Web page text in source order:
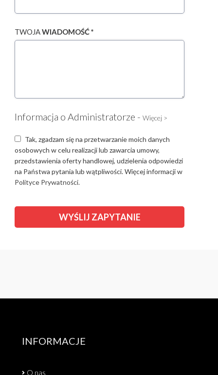
TWOJAWIADOMOŚĆ *
Informacja o Administratorze - Więcej >
Tak, zgadzam się na przetwarzanie moich danych
osobowych w celu realizacji lub zawarcia umowy,
przedstawienia oferty handlowej, udzielenia odpowiedzi
na Państwa pytania lub wątpliwości. Więcej informacji w
Polityce Prywatności.
INFORMACJE
O nas